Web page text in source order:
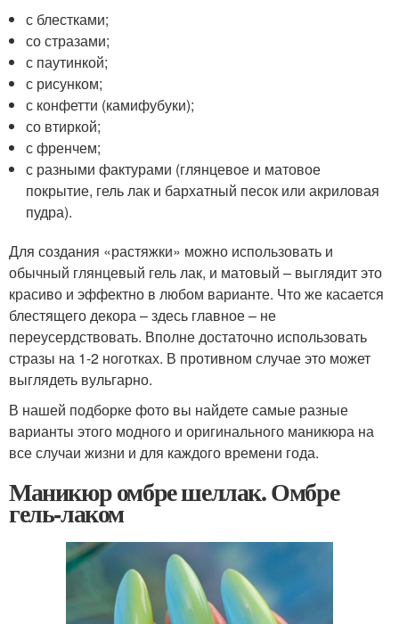
с блестками;
со стразами;
с паутинкой;
с рисунком;
с конфетти (камифубуки);
со втиркой;
с френчем;
с разными фактурами (глянцевое и матовое
покрытие, гель лак и бархатный песок или акриловая
пудра).
Для создания «растяжки» можно использовать и
обычный глянцевый гель лак, и матовый – выглядит это
красиво и эффектно в любом варианте. Что же касается
блестящего декора – здесь главное – не
переусердствовать. Вполне достаточно использовать
стразы на 1-2 ноготках. В противном случае это может
выглядеть вульгарно.
В нашей подборке фото вы найдете самые разные
варианты этого модного и оригинального маникюра на
все случаи жизни и для каждого времени года.
Маникюр омбре шеллак. Омбре
гель-лаком